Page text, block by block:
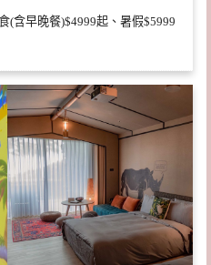
(含早晚餐)$4999起、暑假$5999